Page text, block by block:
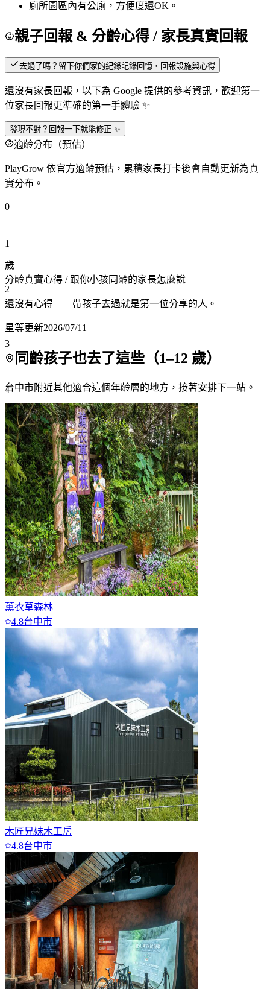
廁所園區內有公廁，方便度還OK。
親子回報 & 分齡心得 / 家長真實回報
去過了嗎？留下你們家的紀錄記錄回憶・回報設施與心得
還沒有家長回報，以下為 Google 提供的參考資訊，歡迎第一
位家長回報更準確的第一手體驗 ✨
發現不對？回報一下就能修正 ✨
適齡分布（預估）
PlayGrow 依官方適齡預估，累積家長打卡後會自動更新為真
實分布。
0
1
2
3
4
5
6
7+
歲
分齡真實心得 / 跟你小孩同齡的家長怎麼說
還沒有心得——帶孩子去過就是第一位分享的人。
星等更新2026/07/11
同齡孩子也去了這些（1–12 歲）
台中市附近其他適合這個年齡層的地方，接著安排下一站。
薰衣草森林
4.8台中市
木匠兄妹木工房
4.8台中市